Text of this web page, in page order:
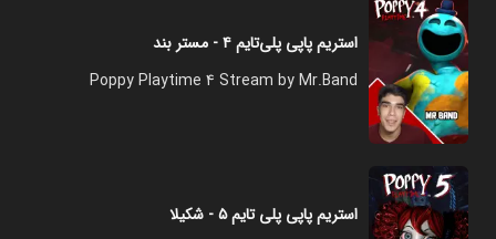
استریم پاپی پلی‌تایم ۴ - مستر بند
Poppy Playtime 4 Stream by Mr.Band
استریم پاپی پلی تایم ۵ - شکیلا